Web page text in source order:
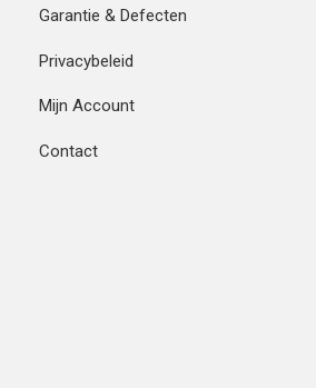
Garantie & Defecten
Privacybeleid
Mijn Account
Contact